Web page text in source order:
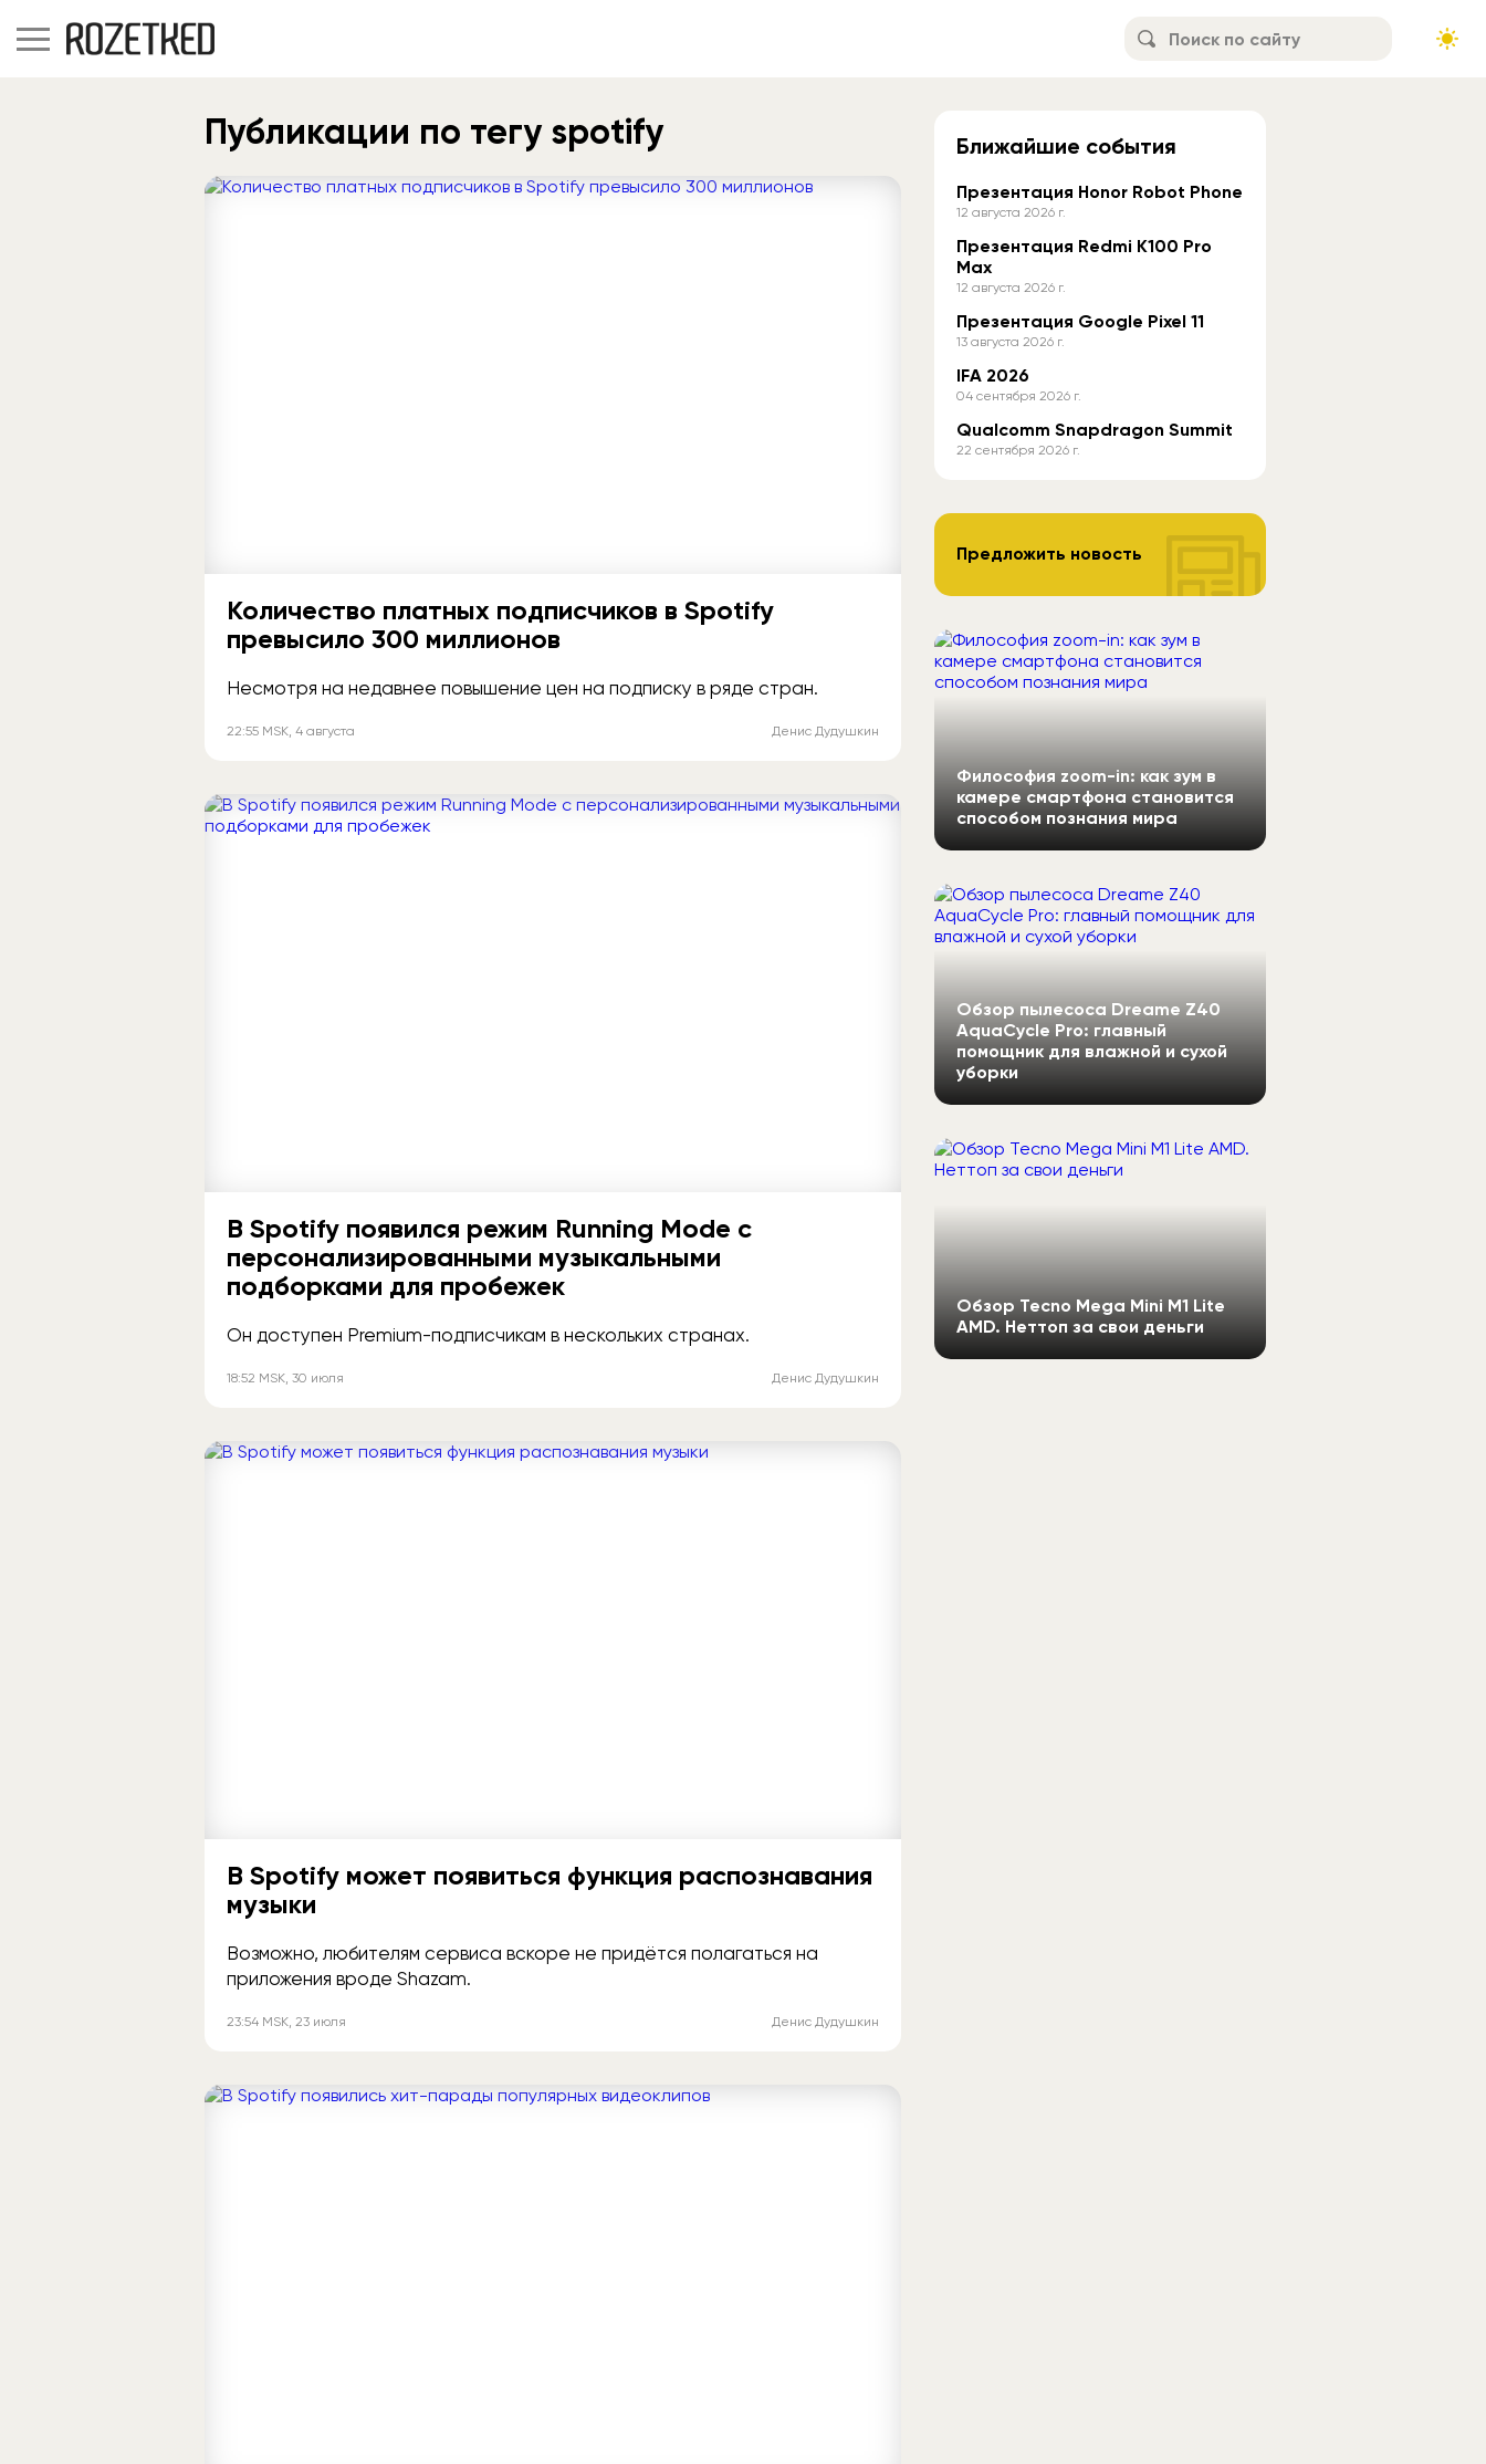
Публикации по тегу spotify
Количество платных подписчиков в Spotify
превысило 300 миллионов
Несмотря на недавнее повышение цен на подписку в ряде стран.
22:55 MSK, 4 августа Денис Дудушкин
В Spotify появился режим Running Mode с
персонализированными музыкальными
подборками для пробежек
Он доступен Premium-подписчикам в нескольких странах.
18:52 MSK, 30 июля Денис Дудушкин
В Spotify может появиться функция распознавания
музыки
Возможно, любителям сервиса вскоре не придётся полагаться на
приложения вроде Shazam.
23:54 MSK, 23 июля Денис Дудушкин
Ближайшие события
Презентация Honor Robot Phone
12 августа 2026 г.
Презентация Redmi K100 Pro
Max
12 августа 2026 г.
Презентация Google Pixel 11
13 августа 2026 г.
IFA 2026
04 сентября 2026 г.
Qualcomm Snapdragon Summit
22 сентября 2026 г.
Предложить новость
Философия zoom-in: как зум в
камере смартфона становится
способом познания мира
Обзор пылесоса Dreame Z40
AquaCycle Pro: главный
помощник для влажной и сухой
уборки
Обзор Tecno Mega Mini M1 Lite
AMD. Неттоп за свои деньги